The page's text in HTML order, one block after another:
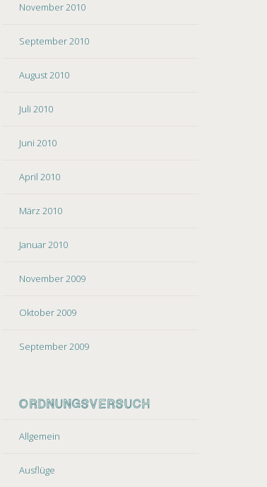
November 2010
September 2010
August 2010
Juli 2010
Juni 2010
April 2010
März 2010
Januar 2010
November 2009
Oktober 2009
September 2009
ORDNUNGSVERSUCH
Allgemein
Ausflüge